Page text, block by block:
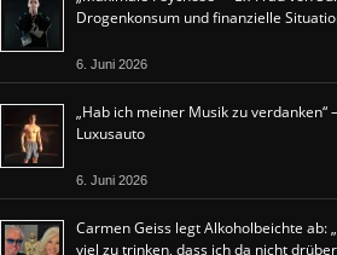
Drogenkonsum und finanzielle
6. Juni 2026
„Hab ich meiner Musik zu
Luxusauto
6. Juni 2026
Carmen Geiss legt Alkoholbeichte ab:
viel zu trinken, dass ich da nicht